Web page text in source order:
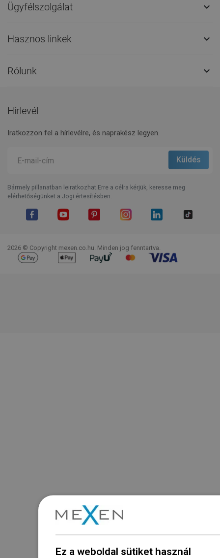
Ügyfélszolgálat 
Hasznos linkek 
Rólunk 
Hírlevél
Iratkozzon fel a hírlevélre, és naprakész legyen.
Bármely pillanatban leiratkozhat.Erre a célra kérjük, keresse meg
elérhetőségünket a Jogi értesítésben.
2026 © Copyright mexen.co.hu. Minden jog fenntartva.
Ez a weboldal sütiket használ